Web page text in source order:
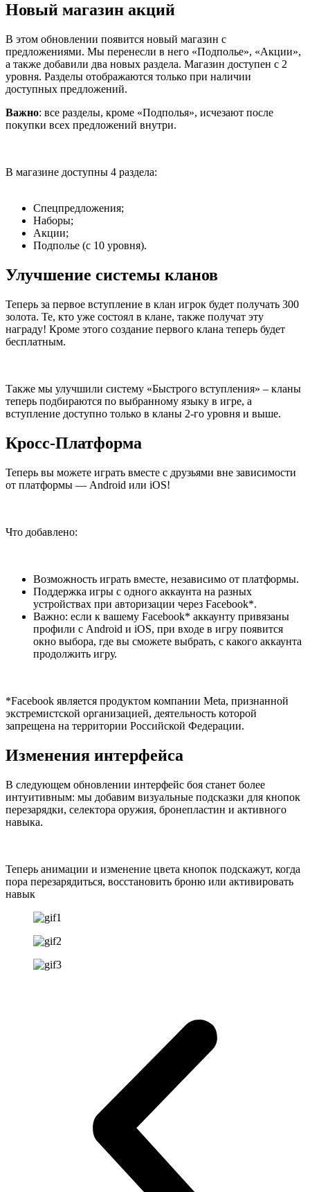
Новый магазин акций
В этом обновлении появится новый магазин с
предложениями. Мы перенесли в него «Подполье», «Акции»,
а также добавили два новых раздела. Магазин доступен с 2
уровня. Разделы отображаются только при наличии
доступных предложений.
Важно: все разделы, кроме «Подполья», исчезают после
покупки всех предложений внутри.
В магазине доступны 4 раздела:
Спецпредложения;
Наборы;
Акции;
Подполье (с 10 уровня).
Улучшение системы кланов
Теперь за первое вступление в клан игрок будет получать 300
золота. Те, кто уже состоял в клане, также получат эту
награду! Кроме этого создание первого клана теперь будет
бесплатным.
Также мы улучшили систему «Быстрого вступления» – кланы
теперь подбираются по выбранному языку в игре, а
вступление доступно только в кланы 2-го уровня и выше.
Кросс-Платформа
Теперь вы можете играть вместе с друзьями вне зависимости
от платформы — Android или iOS!
Что добавлено:
Возможность играть вместе, независимо от платформы.
Поддержка игры с одного аккаунта на разных
устройствах при авторизации через Facebook*.
Важно: если к вашему Facebook* аккаунту привязаны
профили с Android и iOS, при входе в игру появится
окно выбора, где вы сможете выбрать, с какого аккаунта
продолжить игру.
*Facebook является продуктом компании Meta, признанной
экстремистской организацией, деятельность которой
запрещена на территории Российской Федерации.
Изменения интерфейса
В следующем обновлении интерфейс боя станет более
интуитивным: мы добавим визуальные подсказки для кнопок
перезарядки, селектора оружия, бронепластин и активного
навыка.
Теперь анимации и изменение цвета кнопок подскажут, когда
пора перезарядиться, восстановить броню или активировать
навык